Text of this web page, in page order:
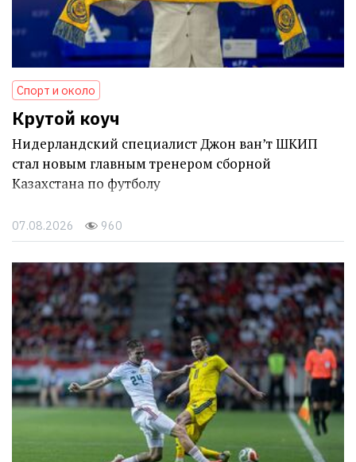
Спорт и около
Крутой коуч
Нидерландский специалист Джон ван’т ШКИП
стал новым главным тренером сборной
Казахстана по футболу
07.08.2026 960